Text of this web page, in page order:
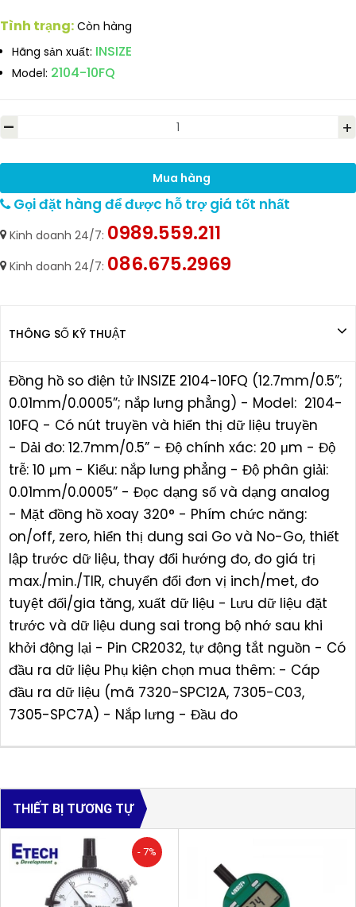
Tình trạng: Còn hàng
Hãng sản xuất: INSIZE
Model: 2104-10FQ
- +
Mua hàng
Gọi đặt hàng để được hỗ trợ giá tốt nhất
Kinh doanh 24/7: 0989.559.211
Kinh doanh 24/7: 086.675.2969
THÔNG SỐ KỸ THUẬT
Đồng hồ so điện tử INSIZE 2104-10FQ (12.7mm/0.5”;
0.01mm/0.0005”; nắp lưng phẳng) - Model: 2104-
10FQ - Có nút truyền và hiển thị dữ liệu truyền
- Dải đo: 12.7mm/0.5” - Độ chính xác: 20 μm - Độ
trễ: 10 μm - Kiểu: nắp lưng phẳng - Độ phân giải:
0.01mm/0.0005” - Đọc dạng số và dạng analog
- Mặt đồng hồ xoay 320° - Phím chức năng:
on/off, zero, hiển thị dung sai Go và No-Go, thiết
lập trước dữ liệu, thay đổi hướng đo, đo giá trị
max./min./TIR, chuyển đổi đơn vị inch/met, đo
tuyệt đối/gia tăng, xuất dữ liệu - Lưu dữ liệu đặt
trước và dữ liệu dung sai trong bộ nhớ sau khi
khởi động lại - Pin CR2032, tự động tắt nguồn - Có
đầu ra dữ liệu Phụ kiện chọn mua thêm: - Cáp
đầu ra dữ liệu (mã 7320-SPC12A, 7305-C03,
7305-SPC7A) - Nắp lưng - Đầu đo
THIẾT BỊ TƯƠNG TỰ
- 7%